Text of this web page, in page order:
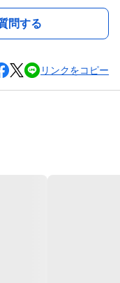
問する
リンクをコピー